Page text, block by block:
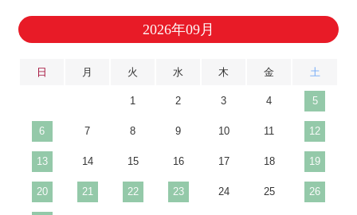
2026年09月
日 月 火 水 木 金 土
1 2 3 4 5
6 7 8 9 10 11 12
13 14 15 16 17 18 19
20 21 22 23 24 25 26